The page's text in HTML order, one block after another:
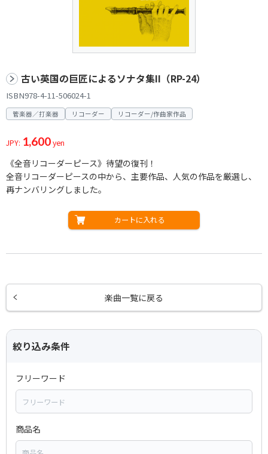
古い英国の巨匠によるソナタ集II（RP-24）
ISBN978-4-11-506024-1
管楽器／打楽器 リコーダー リコーダー/作曲家作品
JPY: 1,600yen
《全音リコーダーピース》待望の復刊！
全音リコーダーピースの中から、主要作品、人気の作品を厳選し、
再ナンバリングしました。
カートに入れる
楽曲一覧に戻る
絞り込み条件
フリーワード
商品名